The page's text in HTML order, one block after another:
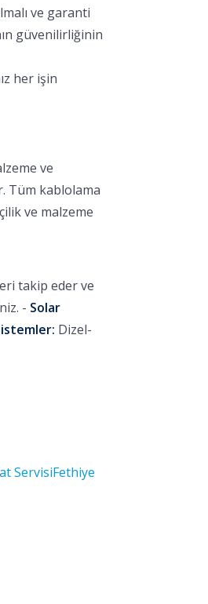
ve garanti
güvenilirliğinin
her işin
ve
Tüm kablolama
ve malzeme
takip eder ve
- Solar
Dizel-
ServisiFethiye